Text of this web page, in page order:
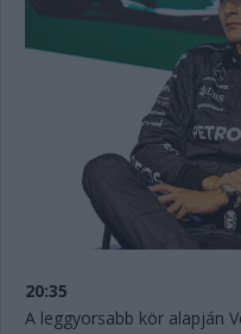
20:35
A leggyorsabb kör alapján